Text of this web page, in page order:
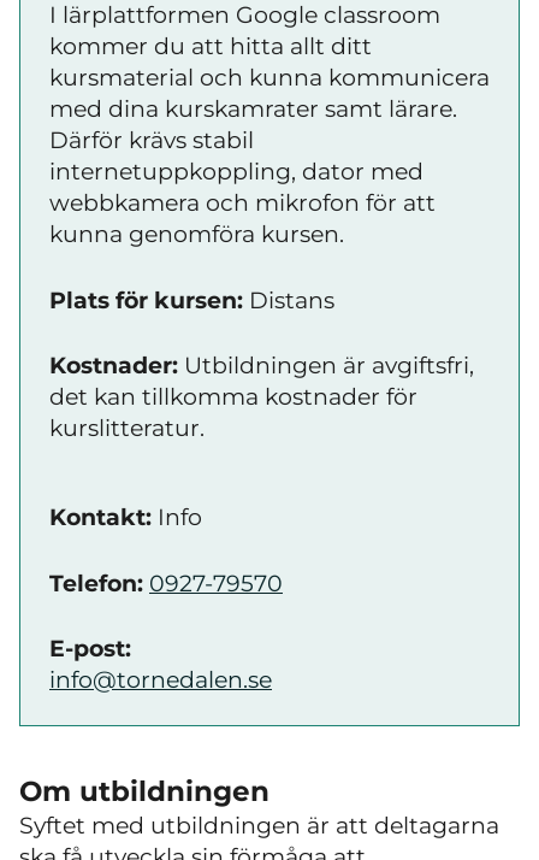
I lärplattformen Google classroom
kommer du att hitta allt ditt
kursmaterial och kunna kommunicera
med dina kurskamrater samt lärare.
Därför krävs stabil
internetuppkoppling, dator med
webbkamera och mikrofon för att
kunna genomföra kursen.
Plats för kursen: Distans
Kostnader: Utbildningen är avgiftsfri,
det kan tillkomma kostnader för
kurslitteratur.
Kontakt: Info
Telefon: 0927-79570
E-post:
info@tornedalen.se
Om utbildningen
Syftet med utbildningen är att deltagarna